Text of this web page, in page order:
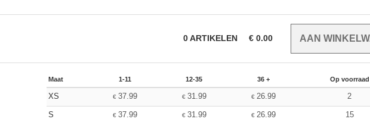
0ARTIKELEN € 0.00
Maat 1-11 12-35 36 + Op voorraad
XS €37.99 € 31.99 € 26.99 2
S €37.99 € 31.99 € 26.99 15